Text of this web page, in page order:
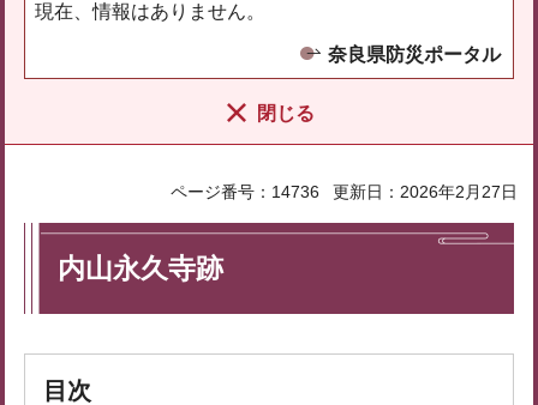
現在、情報はありません。
奈良県防災ポータル
閉じる
ページ番号：14736 更新日：2026年2月27日
内山永久寺跡
目次